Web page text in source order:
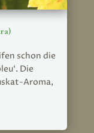
schon die
Die
Aroma,